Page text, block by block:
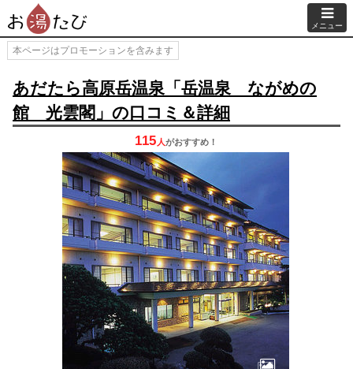
メニュー
本ページはプロモーションを含みます
あだたら高原岳温泉「岳温泉 ながめの
館 光雲閣」の口コミ＆詳細
115 人がおすすめ！